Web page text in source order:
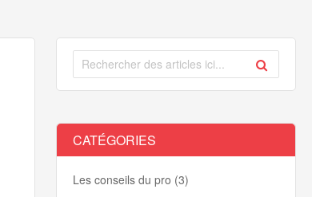
CATÉGORIES
Les conseils du pro (3)